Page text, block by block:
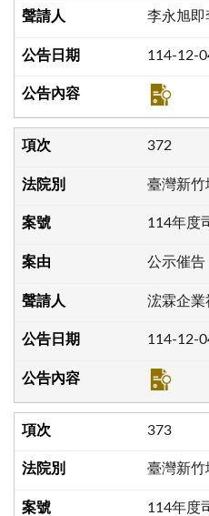
李永旭即
114-12-
372
臺灣新竹
114年度
公示催告
浤霖企業
114-12-
373
臺灣新竹
114年度